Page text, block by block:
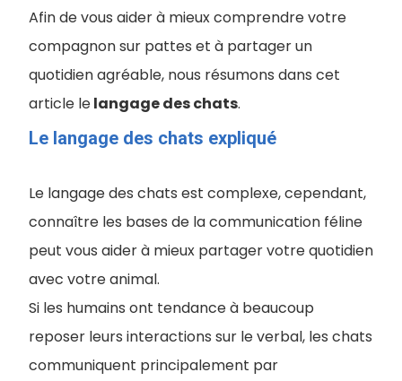
Afin de vous aider à mieux comprendre votre
compagnon sur pattes et à partager un
quotidien agréable, nous résumons dans cet
article lelangage des chats.
Le langage des chats expliqué
Le langage des chats est complexe, cependant,
connaître les bases de la communication féline
peut vous aider à mieux partager votre quotidien
avec votre animal.
Si les humains ont tendance à beaucoup
reposer leurs interactions sur le verbal, les chats
communiquent principalement par